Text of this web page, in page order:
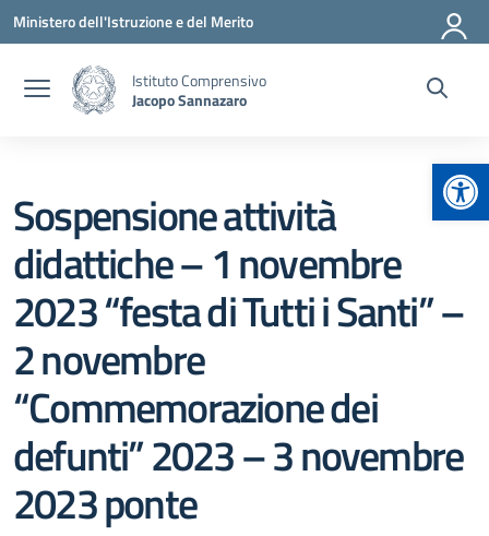
Vai ai contenuti
Vai al menu di navigazione
Vai al footer
Ministero dell'Istruzione e del Merito
Istituto Comprensivo
Jacopo Sannazaro
Sospensione attività
didattiche – 1 novembre
2023 “festa di Tutti i Santi” –
2 novembre
“Commemorazione dei
defunti” 2023 – 3 novembre
2023 ponte